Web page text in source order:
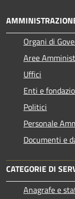
Organi di
Aree
Uffici
Enti e
Politici
Personale
Documenti e
CATEGORIE DI
Anagrafe e